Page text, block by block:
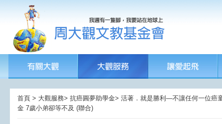
首頁 > 大觀服務> 抗癌圓夢助學金> 活著．就是勝利—不讓任何一位癌
金 7歲小弟卻等不及 (聯合)